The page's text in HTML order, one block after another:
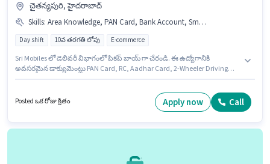
చైతన్యపురి, హైదరాబాద్
Skills: Area Knowledge, PAN Card, Bank Account, Smartphone, Two-Wheeler Driving, RC, Navigation Skills, 2-Wheeler Driving Licence, Bike, Aadhar Card
Day shift 10వ తరగతి లోపు E-commerce
Sri Mobiles లో డెలివరీ విభాగంలో పికప్ బాయ్ గా చేరండి. ఈ ఉద్యోగానికి
అవసరమైన డాక్యుమెంట్లు PAN Card, RC, Aadhar Card, 2-Wheeler Driving
సంపాదించవచ్చు. ఈ ఉద్యోగానికి దరఖాస్తు చేయాలనుకునే అభ్యర్థి వద్ద Bike,
Smartphone ఉండాలి. ఈ ఉద్యోగం చైతన్యపురి, హైదరాబాద్ లో ఉంది. ఈ
Posted ఒక రోజు క్రితం Apply now Call